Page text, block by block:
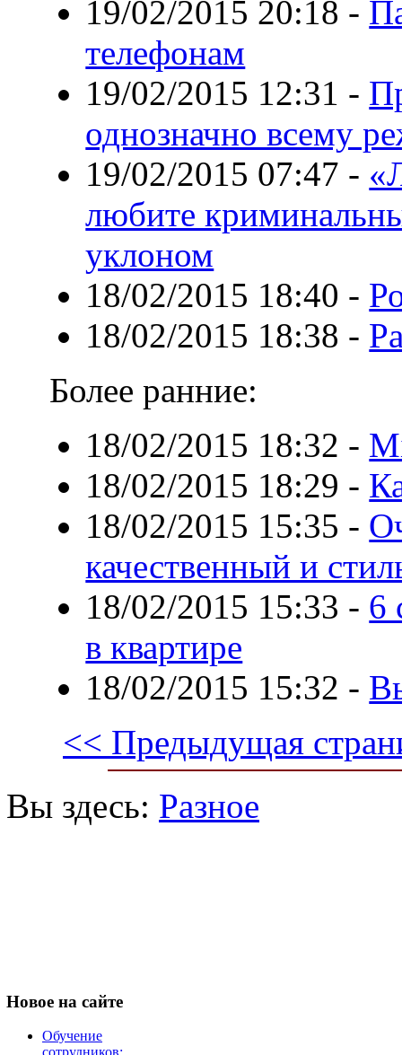
19/02/2015 20:18 -
телефонам
19/02/2015 12:31 -
однозначно всему
19/02/2015 07:47 -
любите
уклоном
18/02/2015 18:40 -
18/02/2015 18:38 -
Более ранние:
18/02/2015 18:32 -
18/02/2015 18:29 -
18/02/2015 15:35 -
качественный и
18/02/2015 15:33 - 6
в квартире
18/02/2015 15:32 -
<< Предыдущая
Вы здесь: Разное
Новое на сайте
Обучение